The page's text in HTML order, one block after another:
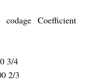
Coefficient
3/4
2/3